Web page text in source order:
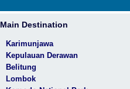
Main Destination
Karimunjawa
Kepulauan Derawan
Belitung
Lombok